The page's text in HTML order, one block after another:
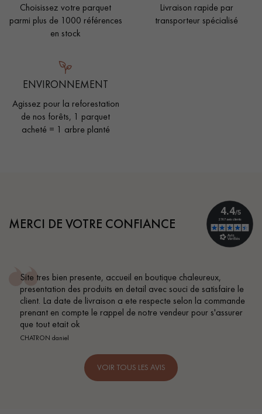
Choisissez votre parquet
parmi plus de 1000 références
en stock
Livraison rapide par
transporteur spécialisé
ENVIRONNEMENT
Agissez pour la reforestation
de nos forêts, 1 parquet
acheté = 1 arbre planté
MERCI DE VOTRE CONFIANCE
boutique chaleureux,
avec souci de satisfaire le
selon la commande
vendeur pour s'assurer
Conseil parfait, échanges
BEILE FRANCK
VOIR TOUS LES AVIS